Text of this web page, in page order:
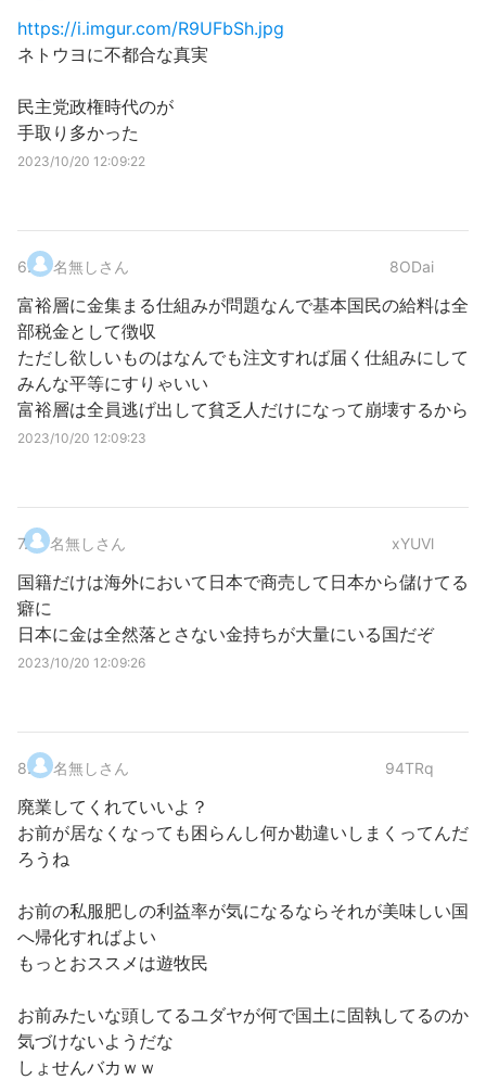
https://i.imgur.com/R9UFbSh.jpg
ネトウヨに不都合な真実
民主党政権時代のが
手取り多かった
2023/10/20 12:09:22
6. 名無しさん 8ODai
富裕層に金集まる仕組みが問題なんで基本国民の給料は全
部税金として徴収
ただし欲しいものはなんでも注文すれば届く仕組みにして
みんな平等にすりゃいい
富裕層は全員逃げ出して貧乏人だけになって崩壊するから
2023/10/20 12:09:23
7. 名無しさん xYUVl
国籍だけは海外において日本で商売して日本から儲けてる
癖に
日本に金は全然落とさない金持ちが大量にいる国だぞ
2023/10/20 12:09:26
8. 名無しさん 94TRq
廃業してくれていいよ？
お前が居なくなっても困らんし何か勘違いしまくってんだ
ろうね
お前の私服肥しの利益率が気になるならそれが美味しい国
へ帰化すればよい
もっとおススメは遊牧民
お前みたいな頭してるユダヤが何で国土に固執してるのか
気づけないようだな
しょせんバカｗｗ